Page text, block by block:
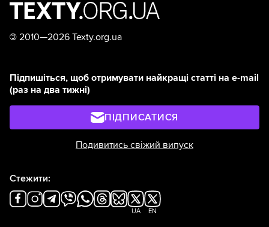
© 2010—2026 Texty.org.ua
Підпишіться, щоб отримувати найкращі статті на e-mail
(раз на два тижні)
ПІДПИСАТИСЯ
Подивитись свіжий випуск
Стежити:
UA EN